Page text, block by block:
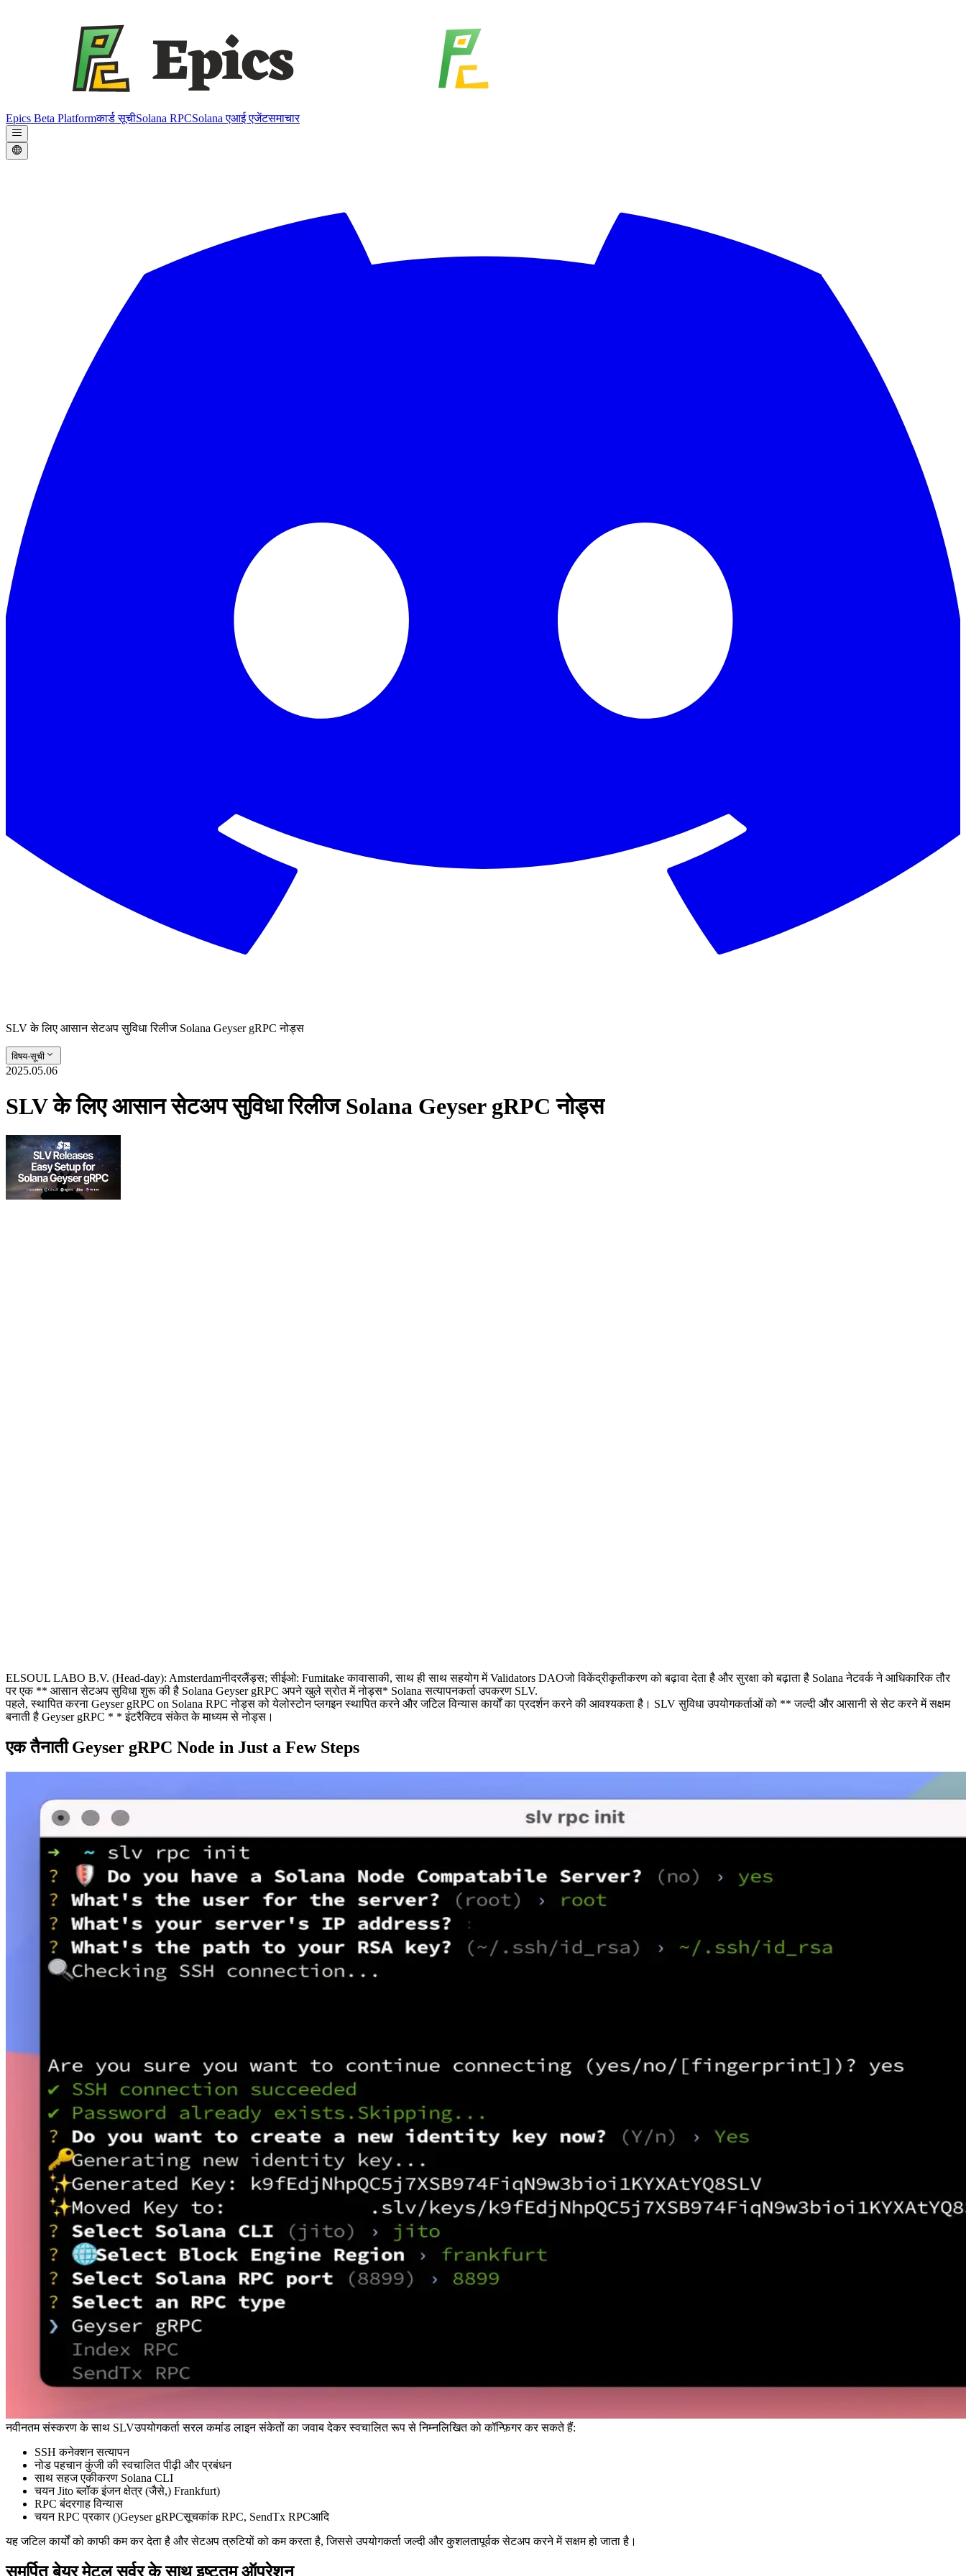
Epics Beta Platformकार्ड सूचीSolana RPCSolana एआई एजेंटसमाचार
SLV के लिए आसान सेटअप सुविधा रिलीज Solana Geyser gRPC नोड्स
विषय-सूची
2025.05.06
SLV के लिए आसान सेटअप सुविधा रिलीज Solana Geyser gRPC नोड्स
ELSOUL LABO B.V. (Head-day): Amsterdamनीदरलैंड्स; सीईओ: Fumitake कावासाकी, साथ ही साथ सहयोग में Validators DAOजो विकेंद्रीकृतीकरण को बढ़ावा देता है और सुरक्षा को बढ़ाता है Solana नेटवर्क ने आधिकारिक तौर
पर एक ** आसान सेटअप सुविधा शुरू की है Solana Geyser gRPC अपने खुले स्रोत में नोड्स* Solana सत्यापनकर्ता उपकरण SLV.
पहले, स्थापित करना Geyser gRPC on Solana RPC नोड्स को येलोस्टोन प्लगइन स्थापित करने और जटिल विन्यास कार्यों का प्रदर्शन करने की आवश्यकता है। SLV सुविधा उपयोगकर्ताओं को ** जल्दी और आसानी से सेट करने में सक्षम
बनाती है Geyser gRPC * * इंटरैक्टिव संकेत के माध्यम से नोड्स।
एक तैनाती Geyser gRPC Node in Just a Few Steps
नवीनतम संस्करण के साथ SLVउपयोगकर्ता सरल कमांड लाइन संकेतों का जवाब देकर स्वचालित रूप से निम्नलिखित को कॉन्फ़िगर कर सकते हैं:
SSH कनेक्शन सत्यापन
नोड पहचान कुंजी की स्वचालित पीढ़ी और प्रबंधन
साथ सहज एकीकरण Solana CLI
चयन Jito ब्लॉक इंजन क्षेत्र (जैसे,) Frankfurt)
RPC बंदरगाह विन्यास
चयन RPC प्रकार ()Geyser gRPCसूचकांक RPC, SendTx RPCआदि
यह जटिल कार्यों को काफी कम कर देता है और सेटअप त्रुटियों को कम करता है, जिससे उपयोगकर्ता जल्दी और कुशलतापूर्वक सेटअप करने में सक्षम हो जाता है।
समर्पित बेयर मेटल सर्वर के साथ इष्टतम ऑपरेशन